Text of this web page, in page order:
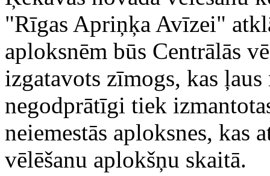
"Rīgas Apriņķa Avīzei"
aploksnēm būs Centrālās
izgatavots zīmogs, kas
negodprātīgi tiek
neiemestās aploksnes, kas
vēlēšanu aplokšņu skaitā.